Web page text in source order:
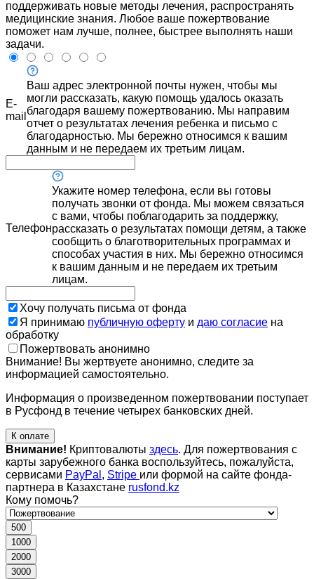
поддерживать новые методы лечения, распространять
медицинские знания. Любое ваше пожертвование
поможет нам лучше, полнее, быстрее выполнять наши
задачи.
E-
mail
Ваш адрес электронной почты нужен, чтобы мы
могли рассказать, какую помощь удалось оказать
благодаря вашему пожертвованию. Мы направим
отчет о результатах лечения ребенка и письмо с
благодарностью. Мы бережно относимся к вашим
данным и не передаем их третьим лицам.
Телефон
Укажите номер телефона, если вы готовы
получать звонки от фонда. Мы можем связаться
с вами, чтобы поблагодарить за поддержку,
рассказать о результатах помощи детям, а также
сообщить о благотворительных программах и
способах участия в них. Мы бережно относимся
к вашим данным и не передаем их третьим
лицам.
Хочу получать письма от фонда
Я принимаю публичную оферту и даю согласие на
обработку
Пожертвовать анонимно
Внимание! Вы жертвуете анонимно, следите за
информацией самостоятельно.
Информация о произведенном пожертвовании поступает
в Русфонд в течение четырех банковских дней.
К оплате
Внимание! Криптовалюты здесь. Для пожертвования с
карты зарубежного банка воспользуйтесь, пожалуйста,
сервисами PayPal , Stripe или формой на сайте фонда-
партнера в Казахстане rusfond.kz
Кому помочь?
500
1000
2000
3000